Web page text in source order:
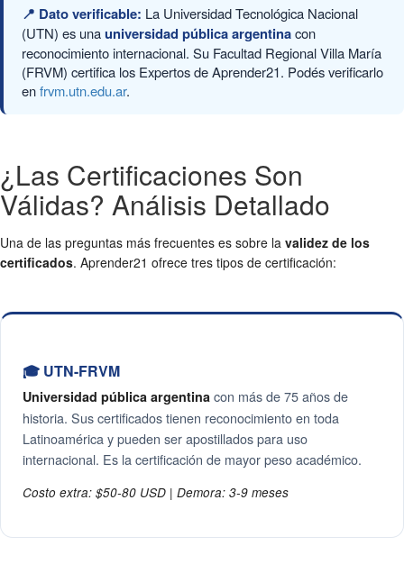
📍 Dato verificable: La Universidad Tecnológica Nacional
(UTN) es unauniversidad pública argentinacon
reconocimiento internacional. Su Facultad Regional Villa María
(FRVM) certifica los Expertos de Aprender21. Podés verificarlo
enfrvm.utn.edu.ar.
¿Las Certificaciones Son
Válidas? Análisis Detallado
Una de las preguntas más frecuentes es sobre la validez de los
certificados. Aprender21 ofrece tres tipos de certificación:
🎓 UTN-FRVM
Universidad pública argentina con más de 75 años de
historia. Sus certificados tienen reconocimiento en toda
Latinoamérica y pueden ser apostillados para uso
internacional. Es la certificación de mayor peso académico.
Costo extra: $50-80 USD | Demora: 3-9 meses